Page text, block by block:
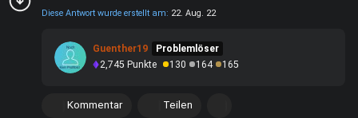
Diese Antwort wurde erstellt am: 22. Aug. 22
Guenther19
Problemlöser
2,745 Punkte 130 164 165
Kommentar Teilen